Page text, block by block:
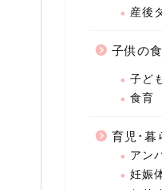
産後
子供の
子ど
食育
育児･暮
アン
妊娠